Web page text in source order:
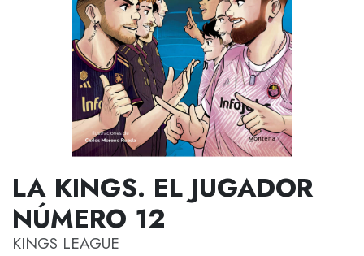
LA KINGS. EL JUGADOR
NÚMERO 12
KINGS LEAGUE